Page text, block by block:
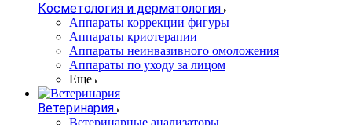
Косметология и дерматология
Аппараты коррекции фигуры
Аппараты криотерапии
Аппараты неинвазивного омоложения
Аппараты по уходу за лицом
Еще
Ветеринария
Ветеринарные анализаторы